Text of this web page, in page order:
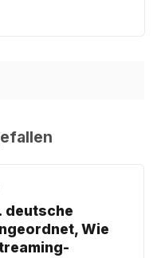
deutsche
Wie